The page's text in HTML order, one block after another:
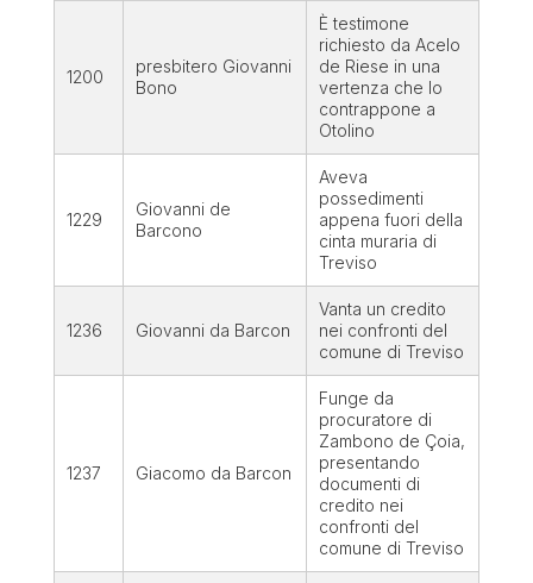
1200
presbitero Giovanni
Bono
È testimone
richiesto da Acelo
de Riese in una
vertenza che lo
contrappone a
Otolino
1229
Giovanni de
Barcono
Aveva
possedimenti
appena fuori della
cinta muraria di
Treviso
1236 Giovanni da Barcon
Vanta un credito
nei confronti del
comune di Treviso
1237 Giacomo da Barcon
Funge da
procuratore di
Zambono de Çoia,
presentando
documenti di
credito nei
confronti del
comune di Treviso